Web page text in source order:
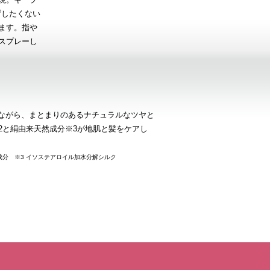
たくない
す。指や
プレーし
ら、まとまりのあるナチュラルなツヤと
絹由来天然成分※3が地肌と髪をケアし
※3 イソステアロイル加水分解シルク